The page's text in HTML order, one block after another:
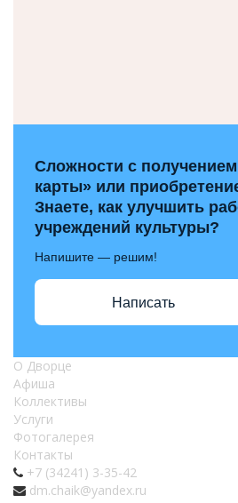
Сложности с
карты» или
Знаете, как улучшить
учреждений культуры?
Напишите — решим!
Написать
О Дворце
Афиша
Коллективы
Услуги
Фотогалерея
Контакты
+7 (34241) 3-35-42
dm.chaik@yandex.ru